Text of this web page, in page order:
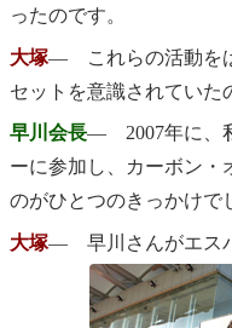
ったのです。
大塚― これらの活動を
セットを意識されていた
早川会長― 2007年に、
ーに参加し、カーボン・
のがひとつのきっかけで
大塚― 早川さんがエスパ